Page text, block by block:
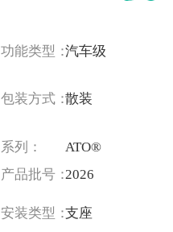
功能类型：汽车级
包装方式：散装
系列：
ATO®
产品批号：2026
安装类型：支座